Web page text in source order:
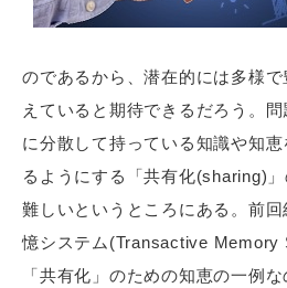
のであるから、潜在的には多様
えていると期待できるだろう。
に分散して持っている知識や知
るようにする「共有化(sharing)
難しいというところにある。前
憶システム(Transactive Memory
「共有化」のための知恵の一例